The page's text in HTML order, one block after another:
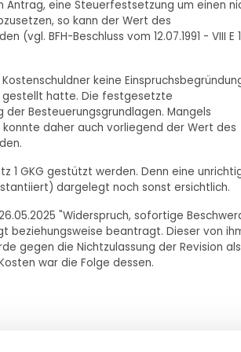
eine Steuerfestsetzung um einen
so kann der Wert des
BFH-Beschluss vom 12.07.1991 - VIII E
keine
gestellt hatte. Die festgesetzte
Besteuerungsgrundlagen. Mangels
daher auch vorliegend der Wert des
1 GKG gestützt werden. Denn eine
dargelegt noch sonst ersichtlich.
"Widerspruch, sofortige
beziehungsweise beantragt. Dieser von
gegen die Nichtzulassung der Revision als
war die Folge dessen.